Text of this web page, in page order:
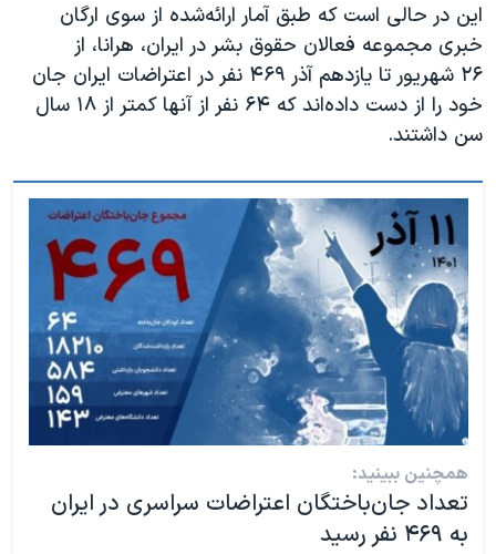
این در حالی است که طبق آمار ارائه‌شده از سوی ارگان
خبری مجموعه فعالان حقوق بشر در ایران، هرانا، از
۲۶ شهریور تا یازدهم آذر ۴۶۹ نفر در اعتراضات ایران جان
خود را از دست داده‌اند که ۶۴ نفر از آنها کمتر از ۱۸ سال
سن داشتند.
همچنین ببینید:
تعداد جان‌باختگان اعتراضات سراسری در ایران
به ۴۶۹ نفر رسید